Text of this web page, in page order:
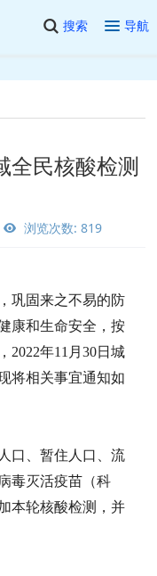
搜索 导航
全民核酸检测
浏览次数: 819
巩固来之不易的防
康和生命安全，按
2022年11月30日城
将相关事宜通知如
口、暂住人口、流
毒灭活疫苗（科
本轮核酸检测，并